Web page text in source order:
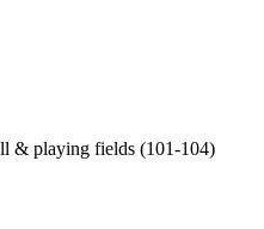
& playing fields (101-104)